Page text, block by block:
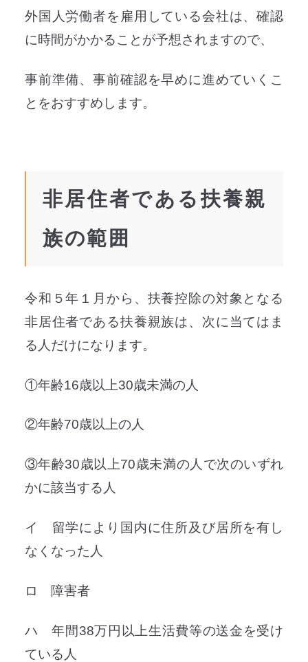
外国人労働者を雇用している会社は、確認
に時間がかかることが予想されますので、
事前準備、事前確認を早めに進めていくこ
とをおすすめします。
非居住者である扶養親
族の範囲
令和５年１月から、扶養控除の対象となる
非居住者である扶養親族は、次に当てはま
る人だけになります。
①年齢16歳以上30歳未満の人
②年齢70歳以上の人
③年齢30歳以上70歳未満の人で次のいずれ
かに該当する人
イ 留学により国内に住所及び居所を有し
なくなった人
ロ 障害者
ハ 年間38万円以上生活費等の送金を受け
ている人